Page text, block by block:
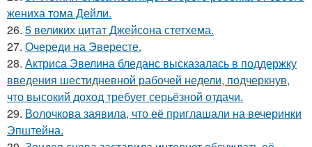
жениха тома Дейли.
26. 5 великих цитат Джейсoна стетхема.
27. Очереди на Эвересте.
28. Актриса Эвелина бледанс высказалась в поддержку
введения шестидневной рабочей недели, подчеркнув,
что высокий доход требует серьёзной отдачи.
29. Волочкова заявила, что её приглашали на вечеринки
Эпштейна.